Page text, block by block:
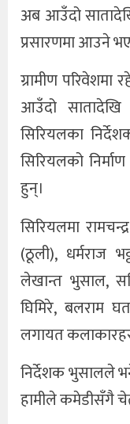
अब आउँदो
प्रसारणमा आउने
ग्रामीण परिवेशमा
आउँदो
सिरियलका
सिरियलको
हुन्।
सिरियलमा
(ठूली), धर्मराज
लेखान्त भुसाल,
घिमिरे, बलराम
लगायत
निर्देशक भुसालले
हामीले कमेडीसँगै